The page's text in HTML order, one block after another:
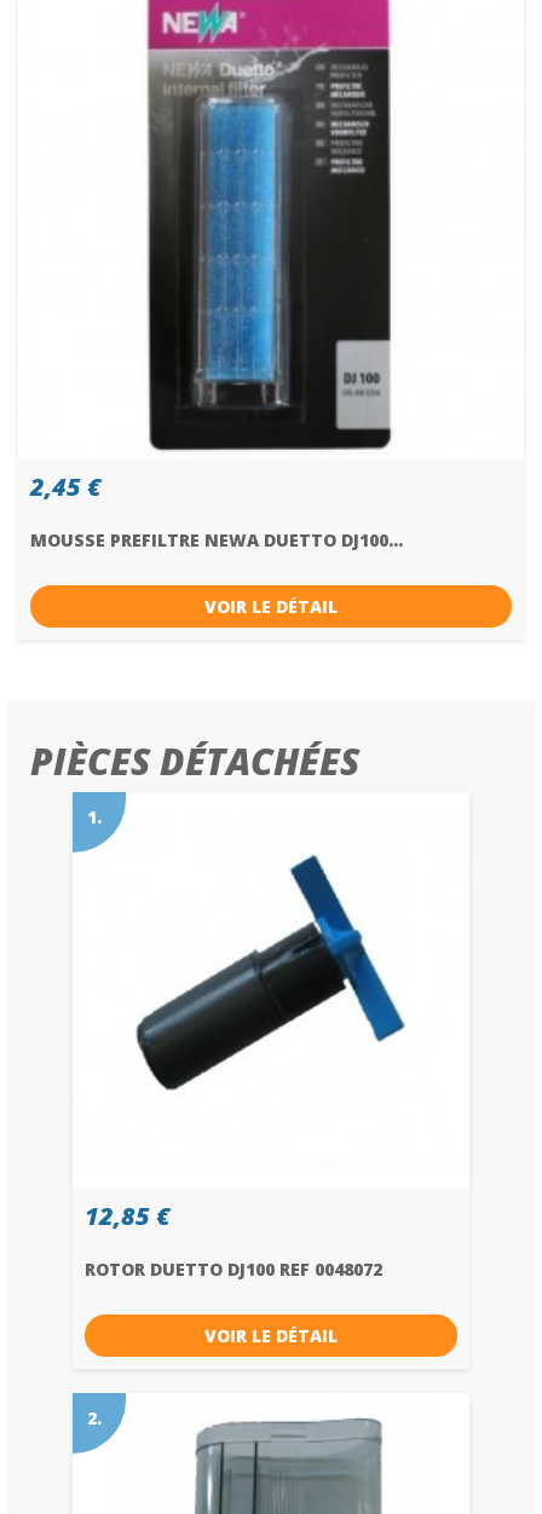
2,45 €
MOUSSE PREFILTRE NEWA DUETTO DJ100...
VOIR LE DÉTAIL
PIÈCES DÉTACHÉES
1.
12,85 €
ROTOR DUETTO DJ100 REF 0048072
VOIR LE DÉTAIL
2.